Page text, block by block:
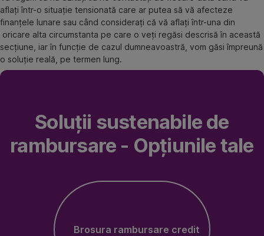
aflați într-o situație tensionată care ar putea să vă afecteze
finanțele lunare sau când considerați că vă aflați într-una din
oricare alta circumstanta pe care o veți regăsi descrisă în această
secțiune, iar în funcție de cazul dumneavoastră, vom găsi împreună
o soluție reală, pe termen lung.
Soluții sustenabile de
rambursare - Opțiunile tale
Brosura rambursare credit